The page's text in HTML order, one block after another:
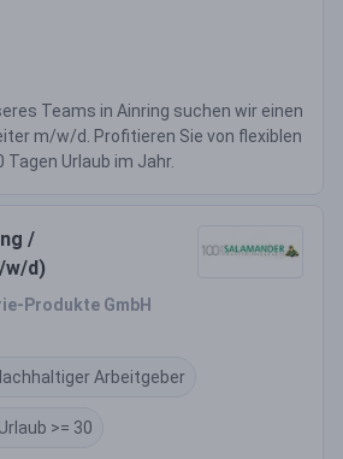
Teams in Ainring suchen wir einen
m/w/d. Profitieren Sie von flexiblen
Urlaub im Jahr.
/
w/d)
Produkte GmbH
Arbeitgeber
Urlaub >= 30